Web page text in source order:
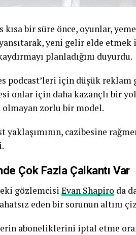
kısa bir süre önce, oyunlar,
yeni gelir elde
planladığını duyurdu.
podcast’leri için düşük
onlar için daha kazançlı bir
olmayan zorlu bir model.
yaklaşımının, cazibesine
Çok Fazla Çalkantı Var
gözlemcisi Evan Shapiro da
eden bir sorunun altını
aboneliklerini iptal etme